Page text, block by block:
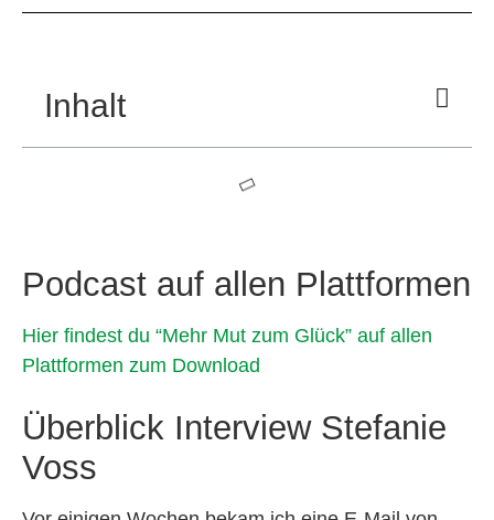
Inhalt
Podcast auf allen Plattformen
Hier findest du “Mehr Mut zum Glück” auf allen
Plattformen zum Download
Überblick Interview Stefanie
Voss